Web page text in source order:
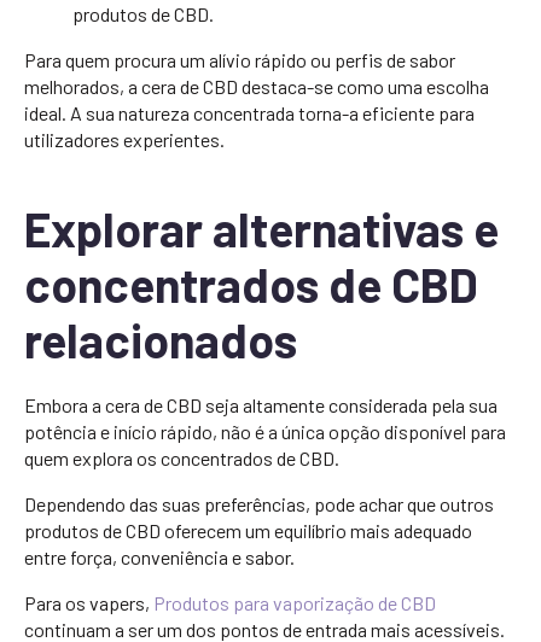
produtos de CBD.
Para quem procura um alívio rápido ou perfis de sabor
melhorados, a cera de CBD destaca-se como uma escolha
ideal. A sua natureza concentrada torna-a eficiente para
utilizadores experientes.
Explorar alternativas e
concentrados de CBD
relacionados
Embora a cera de CBD seja altamente considerada pela sua
potência e início rápido, não é a única opção disponível para
quem explora os concentrados de CBD.
Dependendo das suas preferências, pode achar que outros
produtos de CBD oferecem um equilíbrio mais adequado
entre força, conveniência e sabor.
Para os vapers, Produtos para vaporização de CBD
continuam a ser um dos pontos de entrada mais acessíveis.